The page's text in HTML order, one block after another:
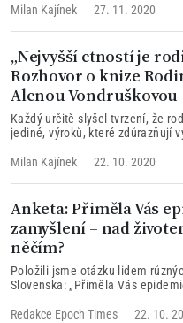
roku pořádané firmou Petrof.
Milan Kajínek 27. 11. 2020
„Nejvyšší ctností je
Rozhovor o knize
Alenou Vondruškovou
Každý určitě slyšel tvrzení, že
jediné, výroků, které zdůrazňují
rodina a bez rodiny víra“. Dnes
rodu.
Milan Kajínek 22. 10. 2020
Anketa: Přiměla Vás
zamyšlení – nad
něčím?
Položili jsme otázku lidem
Slovenska: „Přiměla Vás
Redakce Epoch Times
22. 10.